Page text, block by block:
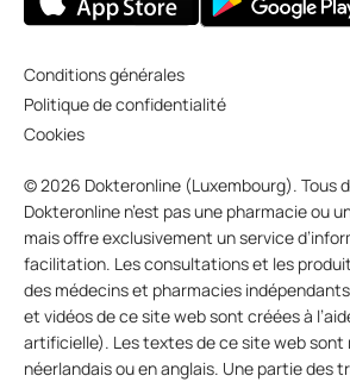
Conditions générales
Politique de confidentialité
Cookies
© 2026 Dokteronline (Luxembourg). Tous
Dokteronline n’est pas une pharmacie ou
mais offre exclusivement un service
facilitation. Les consultations et les
des médecins et pharmacies
et vidéos de ce site web sont créées à
artificielle). Les textes de ce site web sont
néerlandais ou en anglais. Une partie des